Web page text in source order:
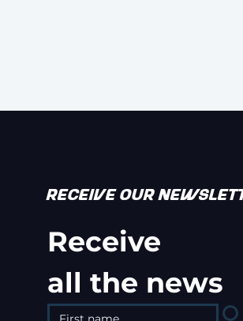
RECEIVE OUR
Receive
all the news